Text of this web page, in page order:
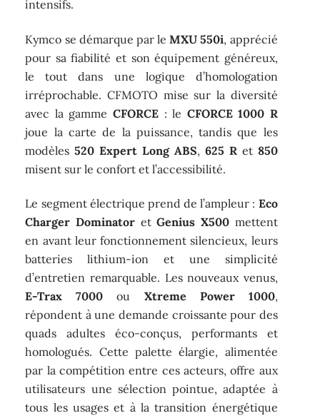
intensifs.
Kymco se démarque par leMXU 550i, apprécié
pour sa fiabilité et son équipement généreux,
le tout dans une logique d’homologation
irréprochable. CFMOTO mise sur la diversité
avec la gamme CFORCE: le CFORCE 1000 R
joue la carte de la puissance, tandis que les
modèles520 Expert Long ABS, 625 Ret 850
misent sur le confort et l’accessibilité.
Le segment électrique prend de l’ampleur : Eco
Charger Dominator etGenius X500mettent
en avant leur fonctionnement silencieux, leurs
batteries lithium-ion et une simplicité
d’entretien remarquable. Les nouveaux venus,
E-Trax 7000 ou Xtreme Power 1000,
répondent à une demande croissante pour des
quads adultes éco-conçus, performants et
homologués. Cette palette élargie, alimentée
par la compétition entre ces acteurs, offre aux
utilisateurs une sélection pointue, adaptée à
tous les usages et à la transition énergétique